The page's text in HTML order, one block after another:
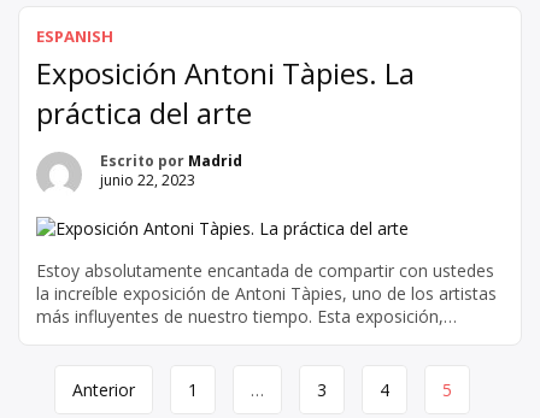
emoción y orgullo
ESPANISH
Exposición Antoni Tàpies. La
práctica del arte
Escrito por Madrid
junio 22, 2023
Estoy absolutamente encantada de compartir con ustedes
la increíble exposición de Antoni Tàpies, uno de los artistas
más influyentes de nuestro tiempo. Esta exposición,
trayectoria artística de Tàpies. Desde sus primeras obras
Navegación
Anterior 1 … 3 4 5